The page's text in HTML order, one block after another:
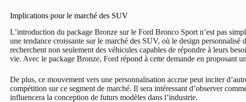
Implications pour le marché des SUV
L’introduction du package Bronze sur le Ford Bronco Sport n’est pas
une tendance croissante sur le marché des SUV, où le design
recherchent non seulement des véhicules capables de répondre à leurs
vie. Avec le package Bronze, Ford répond à cette demande en proposant
De plus, ce mouvement vers une personnalisation accrue peut inciter
compétition sur ce segment de marché. Il sera intéressant d’observer
influencera la conception de futurs modèles dans l’industrie.